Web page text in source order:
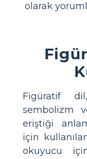
olarak
Figüratif
sembolizm
eriştiği
için
okuyucu